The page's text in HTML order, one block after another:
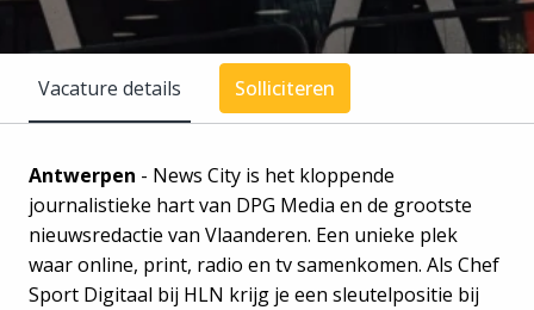
Vacature details Solliciteren
Antwerpen - News City is het kloppende
journalistieke hart van DPG Media en de grootste
nieuwsredactie van Vlaanderen. Een unieke plek
waar online, print, radio en tv samenkomen. Als Chef
Sport Digitaal bij HLN krijg je een sleutelpositie bij